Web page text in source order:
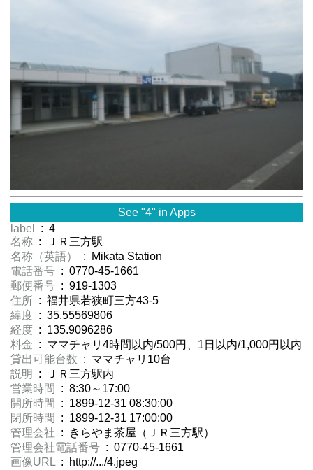
See "4" in Apps
label
: 4
名称 : ＪＲ三方駅
名称（英語）
: Mikata Station
電話番号 : 0770-45-1661
郵便番号 : 919-1303
住所 : 福井県若狭町三方43-5
緯度 : 35.55569806
経度 : 135.9096286
料金 : ママチャリ4時間以内/500円、1日以内/1,000円以内
貸出可能台数 : ママチャリ10台
説明
: ＪＲ三方駅内
営業時間
: 8:30～17:00
開所時間
: 1899-12-31 08:30:00
閉所時間
: 1899-12-31 17:00:00
管理会社 : きらやま茶屋（ＪＲ三方駅）
管理会社電話番号 : 0770-45-1661
画像URL : http://.../4.jpeg